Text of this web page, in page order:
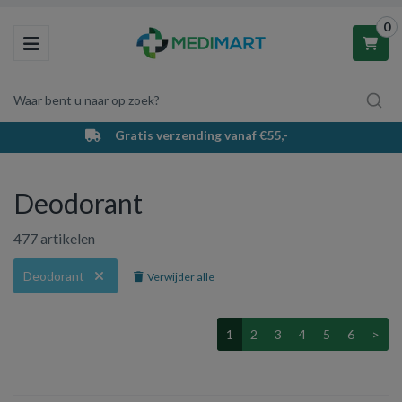
Toggle navigation
Waar bent u naar op zoek?
0
Winkelwagen
Uw winkelwagen is leeg.
PostNL bezorging & afhaalpunten
Deodorant
477 artikelen
Deodorant Verwijder alle
1 2 3 4 5 6 >